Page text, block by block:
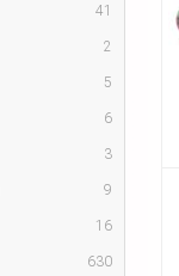
41
2
5
6
3
9
16
630